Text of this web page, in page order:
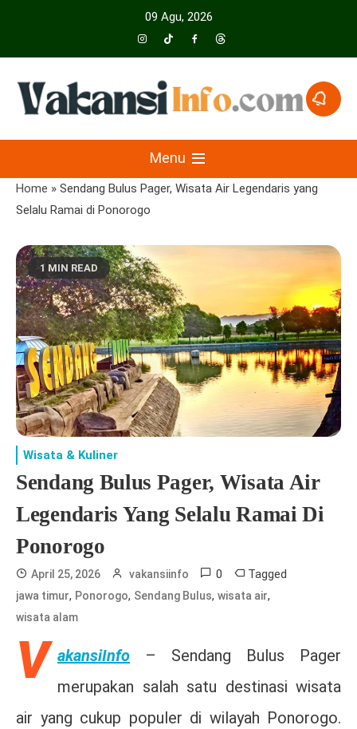
09 Agu, 2026
VakansiinfoMenu
Home » Sendang Bulus Pager, Wisata Air Legendaris yang
Selalu Ramai di Ponorogo
1 MIN READ
Wisata & Kuliner
Sendang Bulus Pager, Wisata Air
Legendaris Yang Selalu Ramai Di
Ponorogo
April 25, 2026 vakansiinfo 0 Tagged
jawa timur, Ponorogo, Sendang Bulus, wisata air,
wisata alam
V akansiInfo – Sendang Bulus Pager
merupakan salah satu destinasi wisata
air yang cukup populer di wilayah Ponorogo.